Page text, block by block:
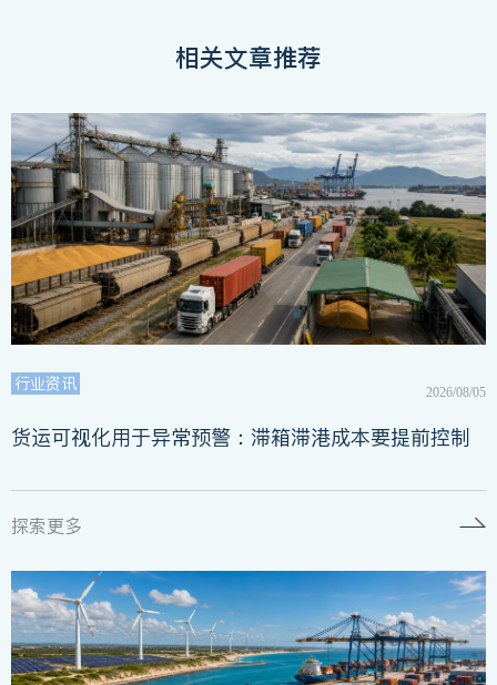
相关文章推荐
2026/08/05
行业资讯
货运可视化用于异常预警：滞箱滞港成本要提前控制
探索更多